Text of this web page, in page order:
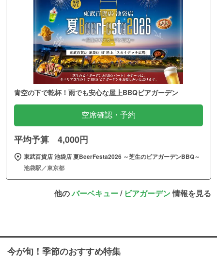
青空の下で乾杯！雨でも安心な屋上BBQビアガーデン
空席確認・予約
平均予算 4,000円
東武百貨店 池袋店 夏BeerFesta2026 ～芝生のビアガーデンBBQ～
池袋駅／東京都
他のバーベキュー/ ビアガーデン情報を見る
今が旬！季節のおすすめ特集